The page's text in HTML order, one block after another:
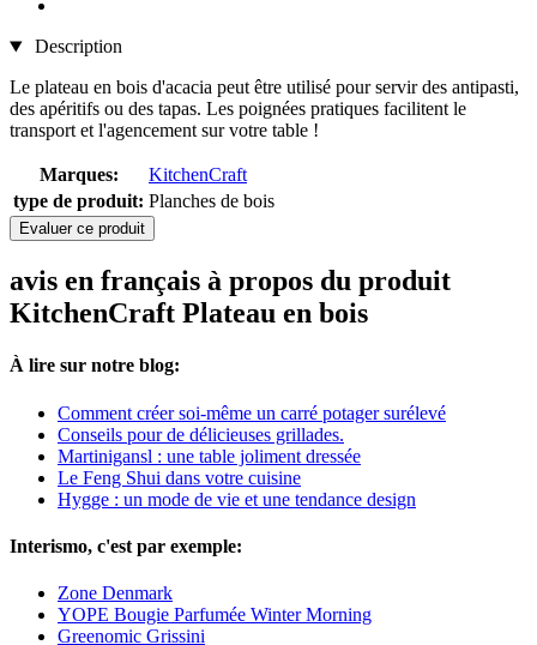
Description
Le plateau en bois d'acacia peut être utilisé pour servir des antipasti,
des apéritifs ou des tapas. Les poignées pratiques facilitent le
transport et l'agencement sur votre table !
Marques:
KitchenCraft
type de produit: Planches de bois
Evaluer ce produit
avis en français à propos du produit
KitchenCraft Plateau en bois
À lire sur notre blog:
Comment créer soi-même un carré potager surélevé
Conseils pour de délicieuses grillades.
Martinigansl : une table joliment dressée
Le Feng Shui dans votre cuisine
Hygge : un mode de vie et une tendance design
Interismo, c'est par exemple:
Zone Denmark
YOPE Bougie Parfumée Winter Morning
Greenomic Grissini